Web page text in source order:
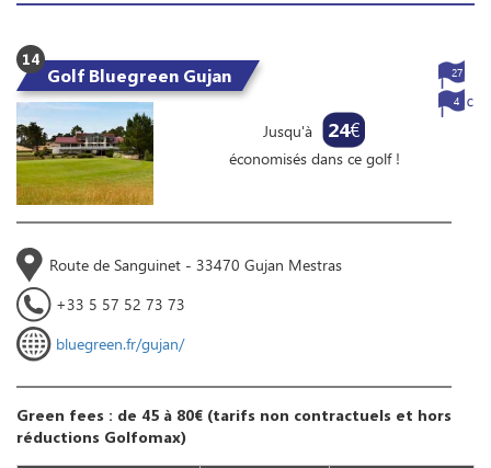
14
Golf Bluegreen Gujan
Jusqu'à 24€
économisés dans ce golf !
27
4
Route de Sanguinet - 33470 Gujan Mestras
+33 5 57 52 73 73
bluegreen.fr/gujan/
Green fees : de 45 à 80€ (tarifs non contractuels et hors
réductions Golfomax)